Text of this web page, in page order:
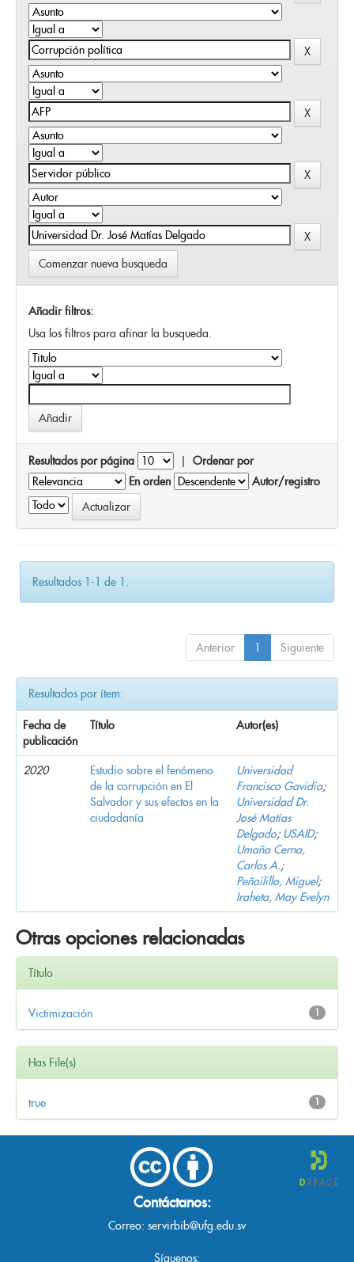
Comenzar nueva busqueda
Añadir filtros:
Usa los filtros para afinar la busqueda.
Resultados por página | Ordenar por
En orden
Autor/registro
Resultados 1-1 de 1.
Anterior 1 Siguiente
Resultados por ítem:
Fecha de
publicación
Título Autor(es)
2020
Estudio sobre el fenómeno
de la corrupción en El
Salvador y sus efectos en la
ciudadanía
Universidad
Francisco Gavidia;
Universidad Dr.
José Matías
Delgado; USAID;
Umaña Cerna,
Carlos A.;
Peñailillo, Miguel;
Iraheta, May Evelyn
Otras opciones relacionadas
Título
1
Victimización
Has File(s)
1
true
Contáctanos:
Correo: servirbib@ufg.edu.sv
Síguenos: